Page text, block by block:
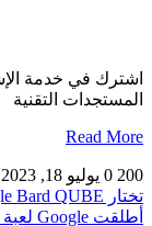
اشترك في خدمة
المستجدات التقنية
Read More
200
0 يوليو 18, 2023
تختار Google Bard QUBE و SUI و VET لاستكشاف المستثمرين